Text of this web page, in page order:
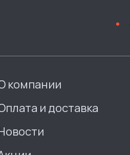
компании
и доставка